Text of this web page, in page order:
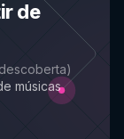
de
)
músicas